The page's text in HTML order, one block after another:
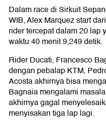
Dalam race di Sirkuit
WIB, Alex Marquez start
rider tercepat dalam 20 lap
waktu 40 menit 9,249 detik.
Rider Ducati, Francesco
dengan pebalap KTM,
Acosta akhirnya bisa
Bagnaia mengalami
akhirnya gagal
menyisakan tiga lap lagi.